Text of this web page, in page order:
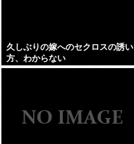
久しぶりの嫁へのセクロスの誘い
方、わからない